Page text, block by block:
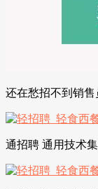
还在愁招不到销
通招聘 通用技术